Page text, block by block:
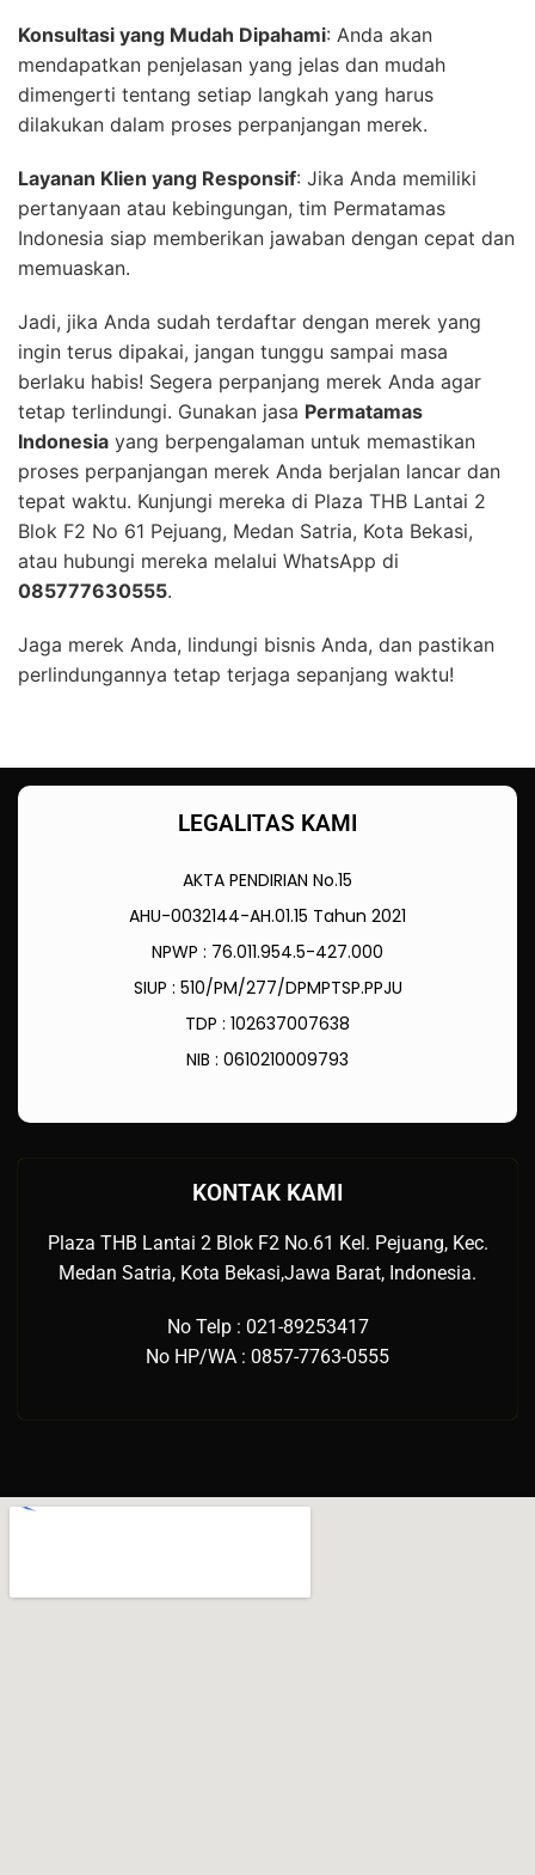
Konsultasi yang Mudah Dipahami: Anda akan
mendapatkan penjelasan yang jelas dan mudah
dimengerti tentang setiap langkah yang harus
dilakukan dalam proses perpanjangan merek.
Layanan Klien yang Responsif: Jika Anda memiliki
pertanyaan atau kebingungan, tim Permatamas
Indonesia siap memberikan jawaban dengan cepat dan
memuaskan.
Jadi, jika Anda sudah terdaftar dengan merek yang
ingin terus dipakai, jangan tunggu sampai masa
berlaku habis! Segera perpanjang merek Anda agar
tetap terlindungi. Gunakan jasa Permatamas
Indonesia yang berpengalaman untuk memastikan
proses perpanjangan merek Anda berjalan lancar dan
tepat waktu. Kunjungi mereka di Plaza THB Lantai 2
Blok F2 No 61 Pejuang, Medan Satria, Kota Bekasi,
atau hubungi mereka melalui WhatsApp di
085777630555.
Jaga merek Anda, lindungi bisnis Anda, dan pastikan
perlindungannya tetap terjaga sepanjang waktu!
LEGALITAS KAMI
AKTA PENDIRIAN No.15
AHU-0032144-AH.01.15 Tahun 2021
NPWP : 76.011.954.5-427.000
SIUP : 510/PM/277/DPMPTSP.PPJU
TDP : 102637007638
NIB : 0610210009793
KONTAK KAMI
Plaza THB Lantai 2 Blok F2 No.61 Kel. Pejuang, Kec.
Medan Satria, Kota Bekasi,Jawa Barat, Indonesia.
No Telp : 021-89253417
No HP/WA : 0857-7763-0555